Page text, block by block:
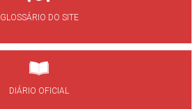
GLOSSÁRIO DO SITE
DIÁRIO OFICIAL